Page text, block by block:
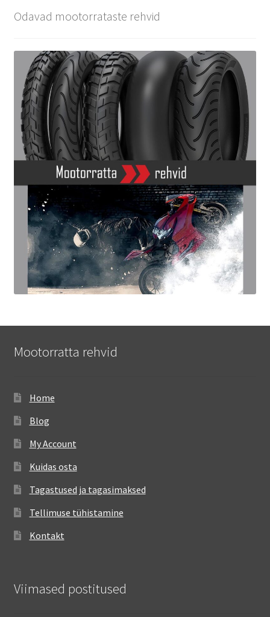
Odavad mootorrataste rehvid
Mootorratta rehvid
Home
Blog
My Account
Kuidas osta
Tagastused ja tagasimaksed
Tellimuse tühistamine
Kontakt
Viimased postitused